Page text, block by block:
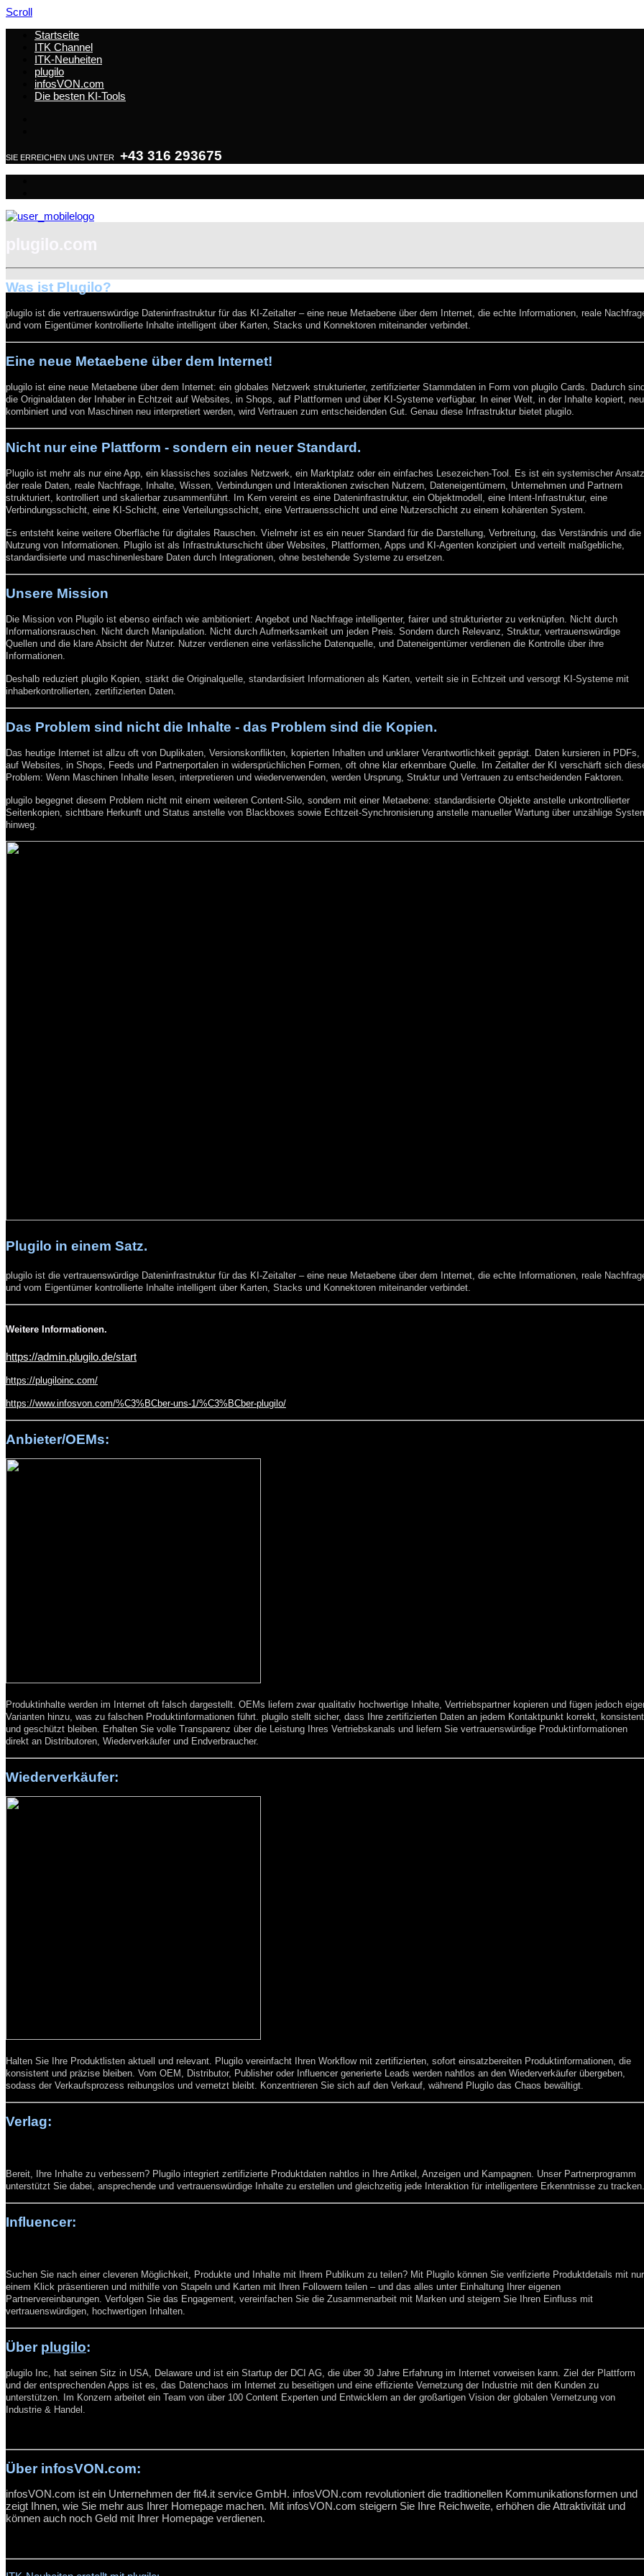
Scroll
Startseite
ITK Channel
ITK-Neuheiten
plugilo
infosVON.com
Die besten KI-Tools
SIE ERREICHEN UNS UNTER +43 316 293675
plugilo.com
Was ist Plugilo?
plugilo ist die vertrauenswürdige Dateninfrastruktur für das KI-Zeitalter – eine neue Metaebene über dem Internet, die echte Informationen, reale
und vom Eigentümer kontrollierte Inhalte intelligent über Karten, Stacks und Konnektoren miteinander verbindet.
Eine neue Metaebene über dem Internet!
plugilo ist eine neue Metaebene über dem Internet: ein globales Netzwerk strukturierter, zertifizierter Stammdaten in Form von plugilo Cards. Dadurch
die Originaldaten der Inhaber in Echtzeit auf Websites, in Shops, auf Plattformen und über KI-Systeme verfügbar. In einer Welt, in der Inhalte kopiert, neu
kombiniert und von Maschinen neu interpretiert werden, wird Vertrauen zum entscheidenden Gut. Genau diese Infrastruktur bietet plugilo.
Nicht nur eine Plattform - sondern ein neuer Standard.
Plugilo ist mehr als nur eine App, ein klassisches soziales Netzwerk, ein Marktplatz oder ein einfaches Lesezeichen-Tool. Es ist ein systemischer
der reale Daten, reale Nachfrage, Inhalte, Wissen, Verbindungen und Interaktionen zwischen Nutzern, Dateneigentümern, Unternehmen und Partnern
strukturiert, kontrolliert und skalierbar zusammenführt. Im Kern vereint es eine Dateninfrastruktur, ein Objektmodell, eine Intent-Infrastruktur, eine
Verbindungsschicht, eine KI-Schicht, eine Verteilungsschicht, eine Vertrauensschicht und eine Nutzerschicht zu einem kohärenten System.
Es entsteht keine weitere Oberfläche für digitales Rauschen. Vielmehr ist es ein neuer Standard für die Darstellung, Verbreitung, das Verständnis und die
Nutzung von Informationen. Plugilo ist als Infrastrukturschicht über Websites, Plattformen, Apps und KI-Agenten konzipiert und verteilt maßgebliche,
standardisierte und maschinenlesbare Daten durch Integrationen, ohne bestehende Systeme zu ersetzen.
Unsere Mission
Die Mission von Plugilo ist ebenso einfach wie ambitioniert: Angebot und Nachfrage intelligenter, fairer und strukturierter zu verknüpfen. Nicht durch
Informationsrauschen. Nicht durch Manipulation. Nicht durch Aufmerksamkeit um jeden Preis. Sondern durch Relevanz, Struktur, vertrauenswürdige
Quellen und die klare Absicht der Nutzer. Nutzer verdienen eine verlässliche Datenquelle, und Dateneigentümer verdienen die Kontrolle über ihre
Informationen.
Deshalb reduziert plugilo Kopien, stärkt die Originalquelle, standardisiert Informationen als Karten, verteilt sie in Echtzeit und versorgt KI-Systeme mit
inhaberkontrollierten, zertifizierten Daten.
Das Problem sind nicht die Inhalte - das Problem sind die Kopien.
Das heutige Internet ist allzu oft von Duplikaten, Versionskonflikten, kopierten Inhalten und unklarer Verantwortlichkeit geprägt. Daten kursieren in PDFs,
auf Websites, in Shops, Feeds und Partnerportalen in widersprüchlichen Formen, oft ohne klar erkennbare Quelle. Im Zeitalter der KI verschärft sich
Problem: Wenn Maschinen Inhalte lesen, interpretieren und wiederverwenden, werden Ursprung, Struktur und Vertrauen zu entscheidenden Faktoren.
plugilo begegnet diesem Problem nicht mit einem weiteren Content-Silo, sondern mit einer Metaebene: standardisierte Objekte anstelle unkontrollierter
Seitenkopien, sichtbare Herkunft und Status anstelle von Blackboxes sowie Echtzeit-Synchronisierung anstelle manueller Wartung über unzählige
hinweg.
Plugilo in einem Satz.
plugilo ist die vertrauenswürdige Dateninfrastruktur für das KI-Zeitalter – eine neue Metaebene über dem Internet, die echte Informationen, reale
und vom Eigentümer kontrollierte Inhalte intelligent über Karten, Stacks und Konnektoren miteinander verbindet.
Weitere Informationen.
https://admin.plugilo.de/start
https://plugiloinc.com/
https://www.infosvon.com/%C3%BCber-uns-1/%C3%BCber-plugilo/
Anbieter/OEMs:
Produktinhalte werden im Internet oft falsch dargestellt. OEMs liefern zwar qualitativ hochwertige Inhalte, Vertriebspartner kopieren und fügen jedoch
Varianten hinzu, was zu falschen Produktinformationen führt. plugilo stellt sicher, dass Ihre zertifizierten Daten an jedem Kontaktpunkt korrekt, konsistent
und geschützt bleiben. Erhalten Sie volle Transparenz über die Leistung Ihres Vertriebskanals und liefern Sie vertrauenswürdige Produktinformationen
direkt an Distributoren, Wiederverkäufer und Endverbraucher.
Wiederverkäufer:
Halten Sie Ihre Produktlisten aktuell und relevant. Plugilo vereinfacht Ihren Workflow mit zertifizierten, sofort einsatzbereiten Produktinformationen, die
konsistent und präzise bleiben. Vom OEM, Distributor, Publisher oder Influencer generierte Leads werden nahtlos an den Wiederverkäufer übergeben,
sodass der Verkaufsprozess reibungslos und vernetzt bleibt. Konzentrieren Sie sich auf den Verkauf, während Plugilo das Chaos bewältigt.
Verlag:
Bereit, Ihre Inhalte zu verbessern? Plugilo integriert zertifizierte Produktdaten nahtlos in Ihre Artikel, Anzeigen und Kampagnen. Unser Partnerprogramm
unterstützt Sie dabei, ansprechende und vertrauenswürdige Inhalte zu erstellen und gleichzeitig jede Interaktion für intelligentere Erkenntnisse zu tracken.
Influencer:
Suchen Sie nach einer cleveren Möglichkeit, Produkte und Inhalte mit Ihrem Publikum zu teilen? Mit Plugilo können Sie verifizierte Produktdetails mit nur
einem Klick präsentieren und mithilfe von Stapeln und Karten mit Ihren Followern teilen – und das alles unter Einhaltung Ihrer eigenen
Partnervereinbarungen. Verfolgen Sie das Engagement, vereinfachen Sie die Zusammenarbeit mit Marken und steigern Sie Ihren Einfluss mit
vertrauenswürdigen, hochwertigen Inhalten.
Über plugilo:
plugilo Inc, hat seinen Sitz in USA, Delaware und ist ein Startup der DCI AG, die über 30 Jahre Erfahrung im Internet vorweisen kann. Ziel der Plattform
und der entsprechenden Apps ist es, das Datenchaos im Internet zu beseitigen und eine effiziente Vernetzung der Industrie mit den Kunden zu
unterstützen. Im Konzern arbeitet ein Team von über 100 Content Experten und Entwicklern an der großartigen Vision der globalen Vernetzung von
Industrie & Handel.
Über infosVON.com:
infosVON.com ist ein Unternehmen der fit4.it service GmbH. infosVON.com revolutioniert die traditionellen Kommunikationsformen und
zeigt Ihnen, wie Sie mehr aus Ihrer Homepage machen. Mit infosVON.com steigern Sie Ihre Reichweite, erhöhen die Attraktivität und
können auch noch Geld mit Ihrer Homepage verdienen.